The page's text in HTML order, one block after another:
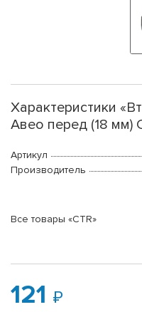
Характеристики
Авео перед (18 мм)
Артикул
Производитель
Все товары «CTR»
121